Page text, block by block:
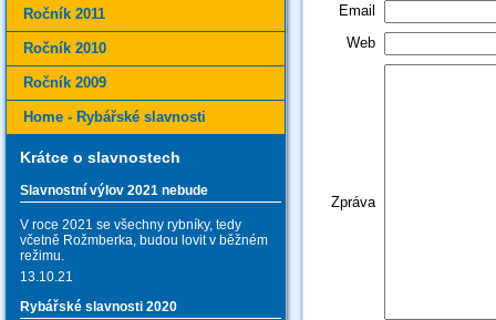
Email
Web
Zpráva
Ročník 2011
Ročník 2010
Ročník 2009
Home - Rybářské slavnosti
Krátce o slavnostech
Slavnostní výlov 2021 nebude
V roce 2021 se všechny rybníky, tedy
včetně Rožmberka, budou lovit v běžném
režimu.
13.10.21
Rybářské slavnosti 2020